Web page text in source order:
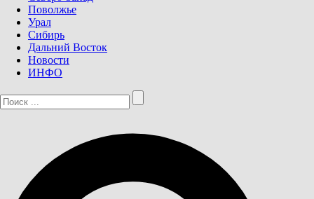
Поволжье
Урал
Сибирь
Дальний Восток
Новости
ИНФО